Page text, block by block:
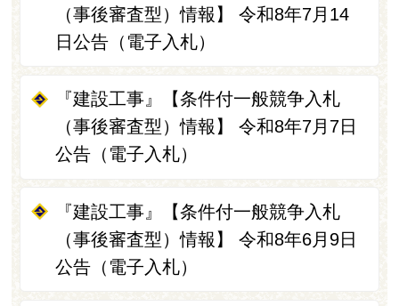
（事後審査型）情報】 令和8年7月14
日公告（電子入札）
『建設工事』【条件付一般競争入札
（事後審査型）情報】 令和8年7月7日
公告（電子入札）
『建設工事』【条件付一般競争入札
（事後審査型）情報】 令和8年6月9日
公告（電子入札）